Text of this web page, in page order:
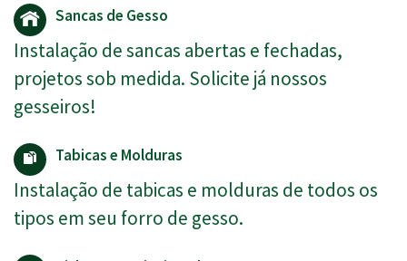
Sancas de Gesso
Instalação de sancas abertas e fechadas,
projetos sob medida. Solicite já nossos
gesseiros!
Tabicas e Molduras
Instalação de tabicas e molduras de todos os
tipos em seu forro de gesso.